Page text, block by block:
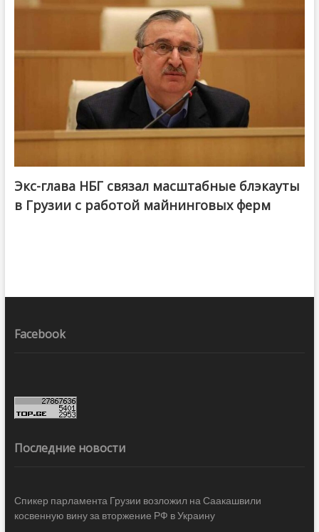
Экс-глава НБГ связал масштабные блэкауты
в Грузии с работой майнинговых ферм
Facebook
Последние новости
Спикер парламента Грузии возложил на Саакашвили
косвенную вину за вторжение РФ в Украину